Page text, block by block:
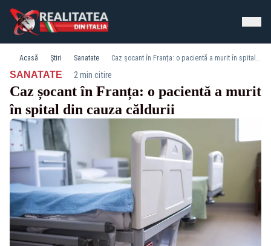
Acasă Știri Sanatate Caz șocant în Franța: o pacientă a murit în spital din cauza căldurii
SANATATE· 2 min citire
Caz șocant în Franța: o pacientă a murit
în spital din cauza căldurii